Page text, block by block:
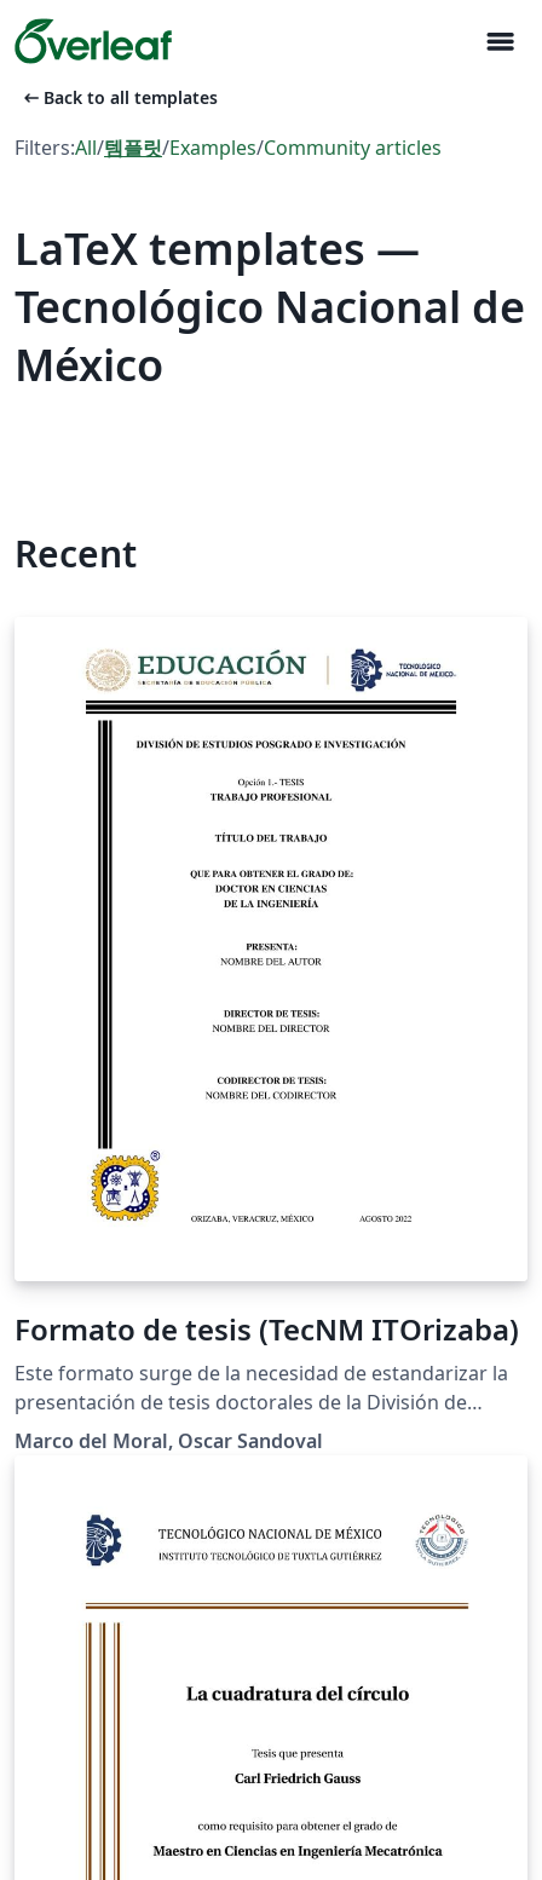
menu
arrow_left_alt Back to all templates
Filters:All/템플릿/Examples/Community articles
LaTeX templates —
Tecnológico Nacional de
México
Recent
Formato de tesis (TecNM ITOrizaba)
Este formato surge de la necesidad de estandarizar la
presentación de tesis doctorales de la División de
Estudios de Posgrado e Investigación (DEPI) del
Tecnológico Nacional de México (TecNM) a través del
información, consultar:
https://github.com/marcodelmoral/Formato-de-tesis-
Marco del Moral, Oscar Sandoval